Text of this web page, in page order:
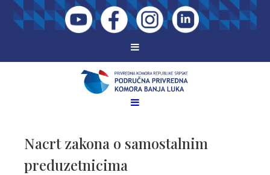
Nacrt zakona o samostalnim
preduzetnicima